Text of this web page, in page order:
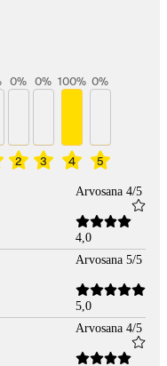
2
0%
3
0%
4
100%
5
0%
Arvosana 4/5
4,0
Arvosana 5/5
5,0
Arvosana 4/5